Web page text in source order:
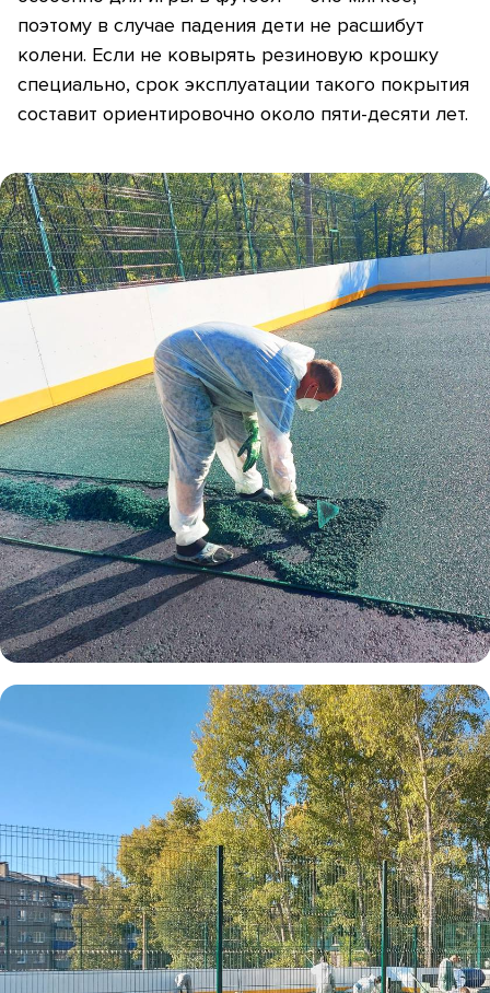
поэтому в случае падения дети не расшибут
колени. Если не ковырять резиновую крошку
специально, срок эксплуатации такого покрытия
составит ориентировочно около пяти-десяти лет.